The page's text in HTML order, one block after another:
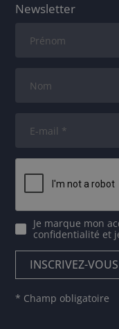
Newsletter
Je marque mon
confidentialité et
* Champ obligatoire